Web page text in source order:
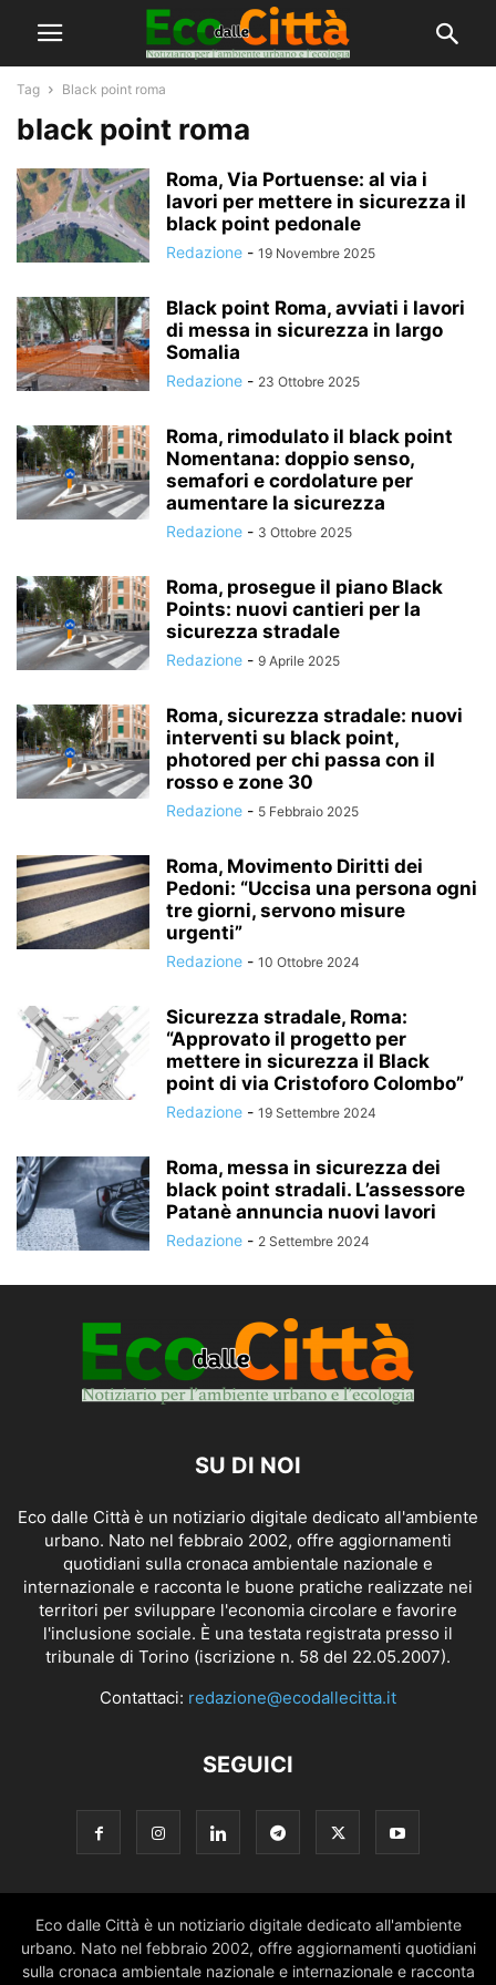
Tag Black point roma
black point roma
Roma, Via Portuense: al via i
lavori per mettere in sicurezza il
black point pedonale
Redazione - 19 Novembre 2025
Black point Roma, avviati i lavori
di messa in sicurezza in largo
Somalia
Redazione - 23 Ottobre 2025
Roma, rimodulato il black point
Nomentana: doppio senso,
semafori e cordolature per
aumentare la sicurezza
Redazione - 3 Ottobre 2025
Roma, prosegue il piano Black
Points: nuovi cantieri per la
sicurezza stradale
Redazione - 9 Aprile 2025
Roma, sicurezza stradale: nuovi
interventi su black point,
photored per chi passa con il
rosso e zone 30
Redazione - 5 Febbraio 2025
Roma, Movimento Diritti dei
Pedoni: “Uccisa una persona ogni
tre giorni, servono misure
urgenti”
Redazione - 10 Ottobre 2024
Sicurezza stradale, Roma:
“Approvato il progetto per
mettere in sicurezza il Black
point di via Cristoforo Colombo”
Redazione - 19 Settembre 2024
Roma, messa in sicurezza dei
black point stradali. L’assessore
Patanè annuncia nuovi lavori
Redazione - 2 Settembre 2024
SU DI NOI
Eco dalle Città è un notiziario digitale dedicato all'ambiente
urbano. Nato nel febbraio 2002, offre aggiornamenti
quotidiani sulla cronaca ambientale nazionale e
internazionale e racconta le buone pratiche realizzate nei
territori per sviluppare l'economia circolare e favorire
l'inclusione sociale. È una testata registrata presso il
tribunale di Torino (iscrizione n. 58 del 22.05.2007).
Contattaci: redazione@ecodallecitta.it
SEGUICI
Eco dalle Città è un notiziario digitale dedicato all'ambiente
urbano. Nato nel febbraio 2002, offre aggiornamenti quotidiani
sulla cronaca ambientale nazionale e internazionale e racconta